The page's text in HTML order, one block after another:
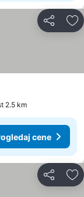
Deli
2.5 km
cene
Deli